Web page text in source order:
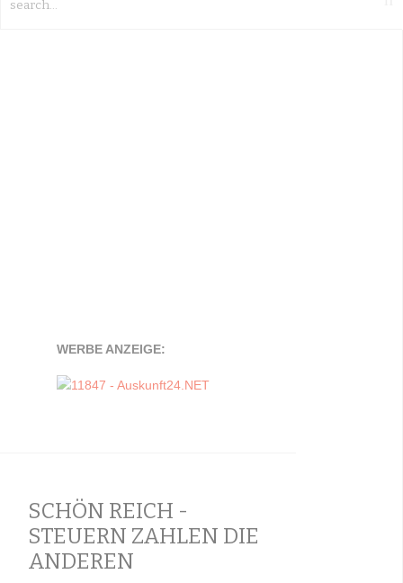
WERBE ANZEIGE:
SCHÖN REICH -
STEUERN ZAHLEN DIE
ANDEREN